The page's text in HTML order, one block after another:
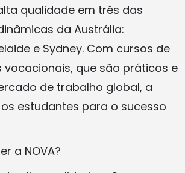
qualidade em três das
da Austrália:
e Sydney. Com cursos de
vocacionais, que são práticos e
de trabalho global, a
os estudantes para o sucesso
a NOVA?